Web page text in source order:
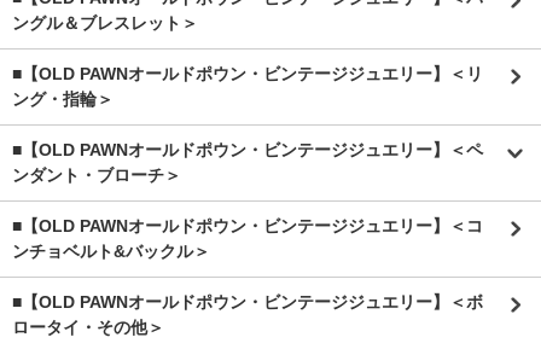
ングル＆ブレスレット＞
■【OLD PAWNオールドポウン・ビンテージジュエリー】＜リ
ング・指輪＞
■【OLD PAWNオールドポウン・ビンテージジュエリー】＜ペ
ンダント・ブローチ＞
■【OLD PAWNオールドポウン・ビンテージジュエリー】＜コ
ンチョベルト&バックル＞
■【OLD PAWNオールドポウン・ビンテージジュエリー】＜ボ
ロータイ・その他＞